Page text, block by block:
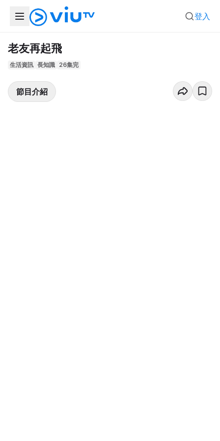
登入
老友再起飛
生活資訊 長知識 26集完
節目介紹